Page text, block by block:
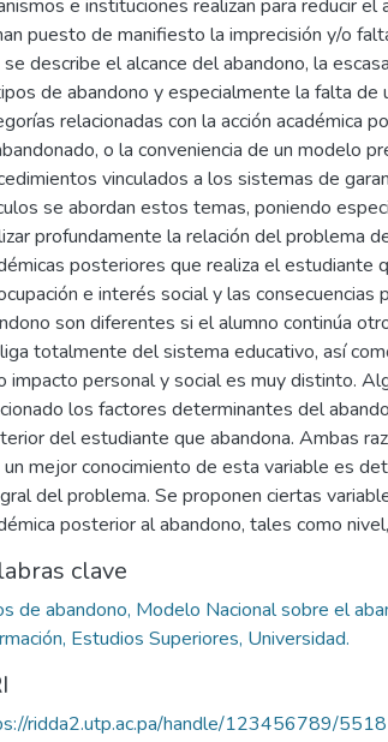
e instituciones realizan para reducir el
puesto de manifiesto la imprecisión y/o
describe el alcance del abandono, la
de abandono y especialmente la falta de
relacionadas con la acción académica
o la conveniencia de un modelo
vinculados a los sistemas de
se abordan estos temas, poniendo
profundamente la relación del problema
posteriores que realiza el estudiante
e interés social y las
son diferentes si el alumno continúa
totalmente del sistema educativo, así
impacto personal y social es muy distinto.
los factores determinantes del
del estudiante que abandona. Ambas
un mejor conocimiento de esta variable es
del problema. Se proponen ciertas
posterior al abandono, tales como
clave
de abandono, Modelo Nacional sobre el
Estudios Superiores, Universidad.
ridda2.utp.ac.pa/handle/123456789/5518